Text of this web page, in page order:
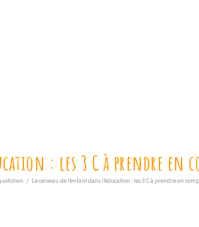
: les 3 C à prendre en
/ Le cerveau de l’enfant dans l’éducation : les 3 C à prendre en